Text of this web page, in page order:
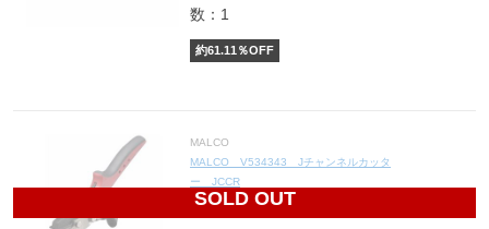
数：1
約61.11 ％OFF
SOLD OUT
MALCO
MALCO V534343 Jチャンネルカッタ
ー JCCR
7,784